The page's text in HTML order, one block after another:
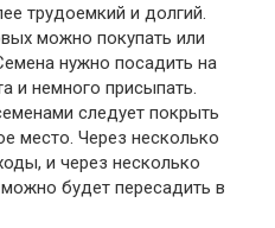
трудоемкий и долгий.
можно покупать или
нужно посадить на
и немного присыпать.
следует покрыть
место. Через несколько
и через несколько
будет пересадить в